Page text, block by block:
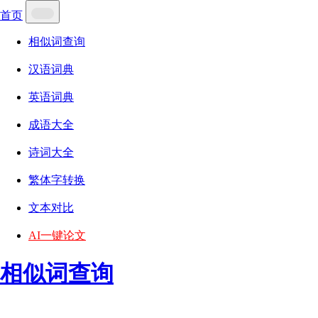
首页
相似词查询
汉语词典
英语词典
成语大全
诗词大全
繁体字转换
文本对比
AI一键论文
相似词查询